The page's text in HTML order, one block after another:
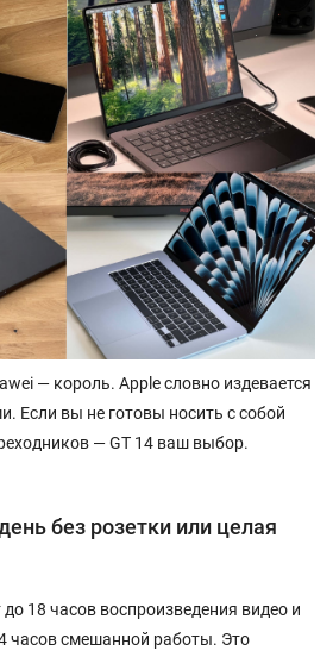
— король. Apple словно издевается
Если вы не готовы носить с собой
— GT 14 ваш выбор.
без розетки или целая
18 часов воспроизведения видео и
часов смешанной работы. Это